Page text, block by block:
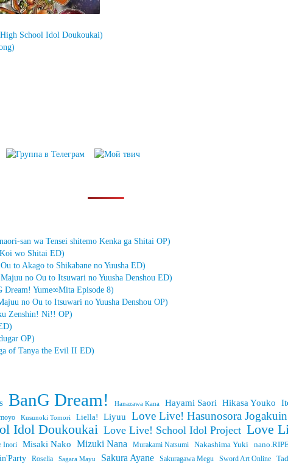
School Idol Doukoukai)
san wa Tensei shitemo Kenka ga Shitai OP)
wo Shitai ED)
to Akago to Shikabane no Yuusha ED)
no Ou to Itsuwari no Yuusha Denshou ED)
Yume∞Mita Episode 8)
no Ou to Itsuwari no Yuusha Denshou OP)
Zenshin! Ni!! OP)
OP)
of Tanya the Evil II ED)
BanG Dream! Hanazawa Kana Hayami Saori Hikasa Youko
Kusunoki Tomori Liella! Liyuu Love Live! Hasunosora
Idol Doukoukai Love Live! School Idol Project Love
Inori Misaki Nako Mizuki Nana Murakami Natsumi Nakashima Yuki
Roselia Sagara Mayu Sakura Ayane Sakuragawa Megu Sword Art Online